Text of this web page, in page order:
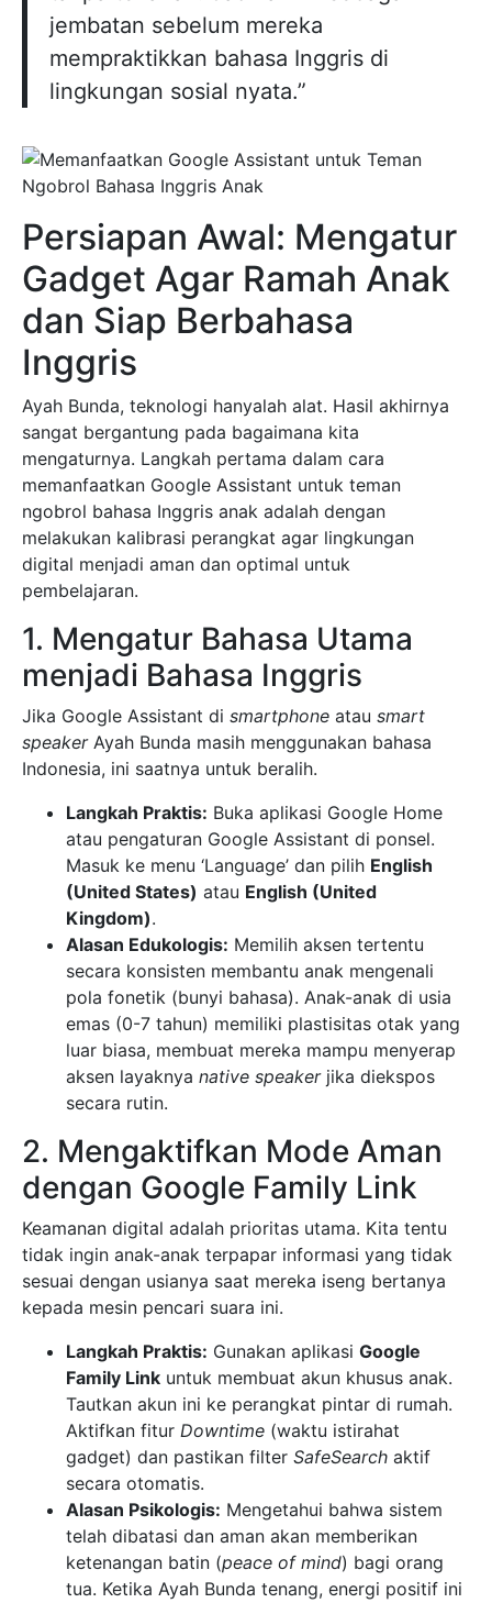
jembatan sebelum mereka
mempraktikkan bahasa Inggris di
lingkungan sosial nyata.”
Persiapan Awal: Mengatur
Gadget Agar Ramah Anak
dan Siap Berbahasa
Inggris
Ayah Bunda, teknologi hanyalah alat. Hasil akhirnya
sangat bergantung pada bagaimana kita
mengaturnya. Langkah pertama dalam cara
memanfaatkan Google Assistant untuk teman
ngobrol bahasa Inggris anak adalah dengan
melakukan kalibrasi perangkat agar lingkungan
digital menjadi aman dan optimal untuk
pembelajaran.
1. Mengatur Bahasa Utama
menjadi Bahasa Inggris
Jika Google Assistant di smartphone atau smart
speakerAyah Bunda masih menggunakan bahasa
Indonesia, ini saatnya untuk beralih.
Langkah Praktis: Buka aplikasi Google Home
atau pengaturan Google Assistant di ponsel.
Masuk ke menu ‘Language’ dan pilih English
(United States) atau English (United
Kingdom).
Alasan Edukologis: Memilih aksen tertentu
secara konsisten membantu anak mengenali
pola fonetik (bunyi bahasa). Anak-anak di usia
emas (0-7 tahun) memiliki plastisitas otak yang
luar biasa, membuat mereka mampu menyerap
aksen layaknya native speakerjika diekspos
secara rutin.
2. Mengaktifkan Mode Aman
dengan Google Family Link
Keamanan digital adalah prioritas utama. Kita tentu
tidak ingin anak-anak terpapar informasi yang tidak
sesuai dengan usianya saat mereka iseng bertanya
kepada mesin pencari suara ini.
Langkah Praktis: Gunakan aplikasi Google
Family Link untuk membuat akun khusus anak.
Tautkan akun ini ke perangkat pintar di rumah.
Aktifkan fitur Downtime (waktu istirahat
gadget) dan pastikan filter SafeSearch aktif
secara otomatis.
Alasan Psikologis: Mengetahui bahwa sistem
telah dibatasi dan aman akan memberikan
ketenangan batin (peace of mind) bagi orang
tua. Ketika Ayah Bunda tenang, energi positif ini